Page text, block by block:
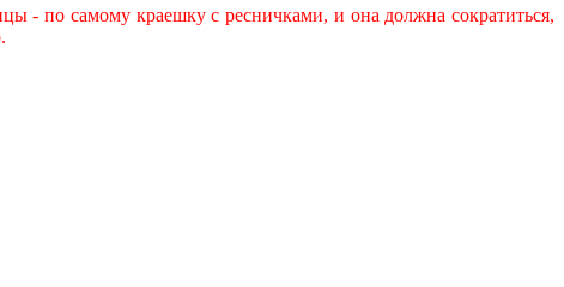
- по самому краешку с ресничками, и она должна сократиться,